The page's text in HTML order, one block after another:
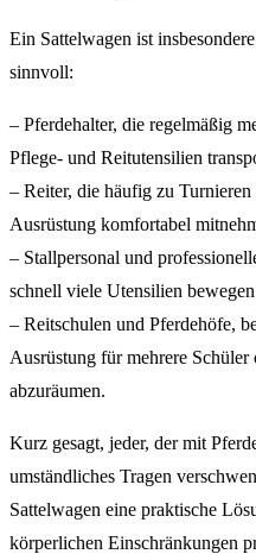
Ein Sattelwagen ist
sinnvoll:
– Pferdehalter, die regelmäßig
Pflege- und Reitutensilien
– Reiter, die häufig zu
Ausrüstung komfortabel
– Stallpersonal und
schnell viele Utensilien bewegen
– Reitschulen und Pferdehöfe,
Ausrüstung für mehrere
abzuräumen.
Kurz gesagt, jeder, der mit
umständliches Tragen
Sattelwagen eine praktische
körperlichen Einschränkungen